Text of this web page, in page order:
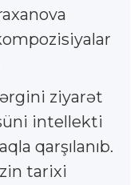
ziyarət
intellekti
qarşılanıb.
tarixi